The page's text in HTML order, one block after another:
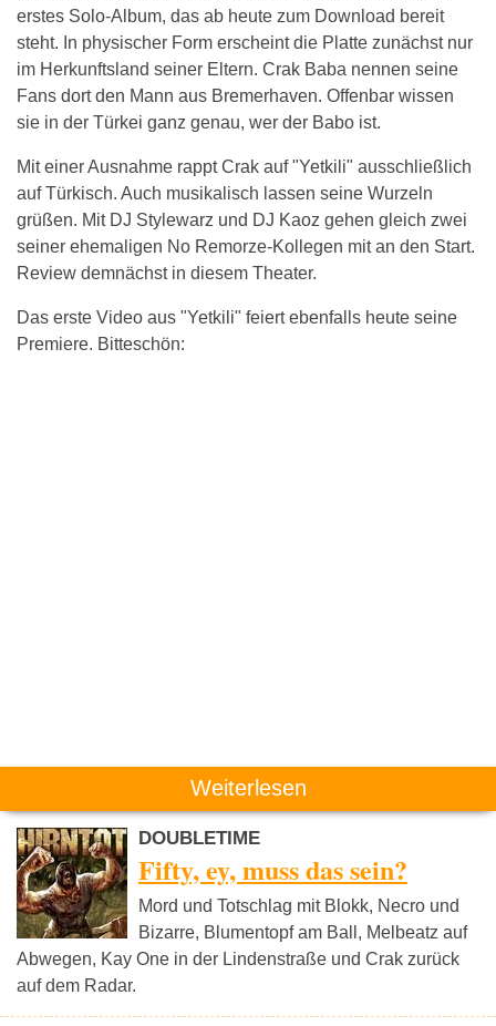
erstes Solo-Album, das ab heute zum Download bereit
steht. In physischer Form erscheint die Platte zunächst nur
im Herkunftsland seiner Eltern. Crak Baba nennen seine
Fans dort den Mann aus Bremerhaven. Offenbar wissen
sie in der Türkei ganz genau, wer der Babo ist.
Mit einer Ausnahme rappt Crak auf "Yetkili" ausschließlich
auf Türkisch. Auch musikalisch lassen seine Wurzeln
grüßen. Mit DJ Stylewarz und DJ Kaoz gehen gleich zwei
seiner ehemaligen No Remorze-Kollegen mit an den Start.
Review demnächst in diesem Theater.
Das erste Video aus "Yetkili" feiert ebenfalls heute seine
Premiere. Bitteschön:
Weiterlesen
DOUBLETIME
Fifty, ey, muss das sein?
Mord und Totschlag mit Blokk, Necro und
Bizarre, Blumentopf am Ball, Melbeatz auf
Abwegen, Kay One in der Lindenstraße und Crak zurück
auf dem Radar.